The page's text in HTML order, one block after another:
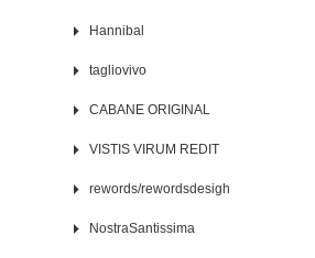
Hannibal
tagliovivo
CABANE ORIGINAL
VISTIS VIRUM REDIT
rewords/rewordsdesigh
NostraSantissima